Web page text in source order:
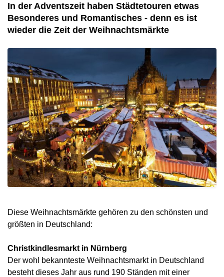
In der Adventszeit haben Städtetouren etwas
Besonderes und Romantisches - denn es ist
wieder die Zeit der Weihnachtsmärkte
Diese Weihnachtsmärkte gehören zu den schönsten und
größten in Deutschland:
Christkindlesmarkt in Nürnberg
Der wohl bekannteste Weihnachtsmarkt in Deutschland
besteht dieses Jahr aus rund 190 Ständen mit einer